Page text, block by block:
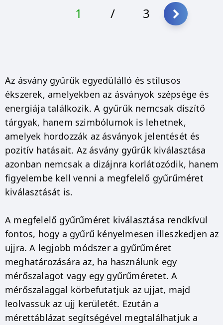
1 / 3
Az ásvány gyűrűk egyedülálló és stílusos
ékszerek, amelyekben az ásványok szépsége és
energiája találkozik. A gyűrűk nemcsak díszítő
tárgyak, hanem szimbólumok is lehetnek,
amelyek hordozzák az ásványok jelentését és
pozitív hatásait. Az ásvány gyűrűk kiválasztása
azonban nemcsak a dizájnra korlátozódik, hanem
figyelembe kell venni a megfelelő gyűrűméret
kiválasztását is.
A megfelelő gyűrűméret kiválasztása rendkívül
fontos, hogy a gyűrű kényelmesen illeszkedjen az
ujjra. A legjobb módszer a gyűrűméret
meghatározására az, ha használunk egy
mérőszalagot vagy egy gyűrűméretet. A
mérőszalaggal körbefutatjuk az ujjat, majd
leolvassuk az ujj kerületét. Ezután a
mérettáblázat segítségével megtalálhatjuk a